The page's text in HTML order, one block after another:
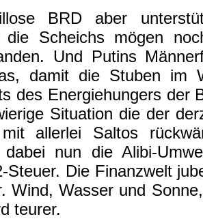
BRD aber
die Scheichs mögen
Und Putins
damit die Stuben im
des Energiehungers der
Situation die der
allerlei Saltos
dabei nun die Alibi-
Steuer. Die Finanzwelt
Wind, Wasser und
teurer.